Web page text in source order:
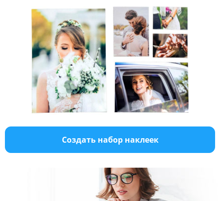
Создать набор наклеек